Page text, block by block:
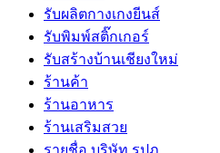
รับผลิตกางเกงยีนส์
รับพิมพ์สติ๊กเกอร์
รับสร้างบ้านเชียงใหม่
ร้านค้า
ร้านอาหาร
ร้านเสริมสวย
รายชื่อ บริษัท รปภ